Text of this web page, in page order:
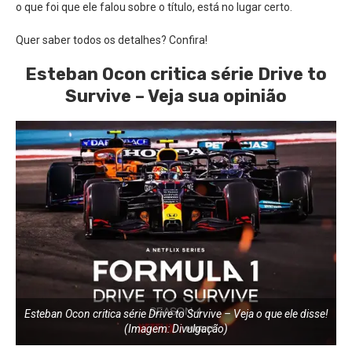
o que foi que ele falou sobre o título, está no lugar certo.
Quer saber todos os detalhes? Confira!
Esteban Ocon critica série Drive to
Survive – Veja sua opinião
Esteban Ocon critica série Drive to Survive – Veja o que ele disse!
(Imagem: Divulgação)